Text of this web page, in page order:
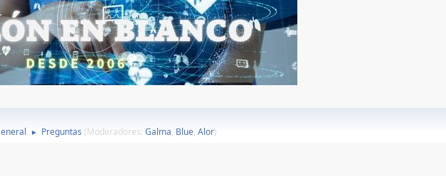
► Preguntas (Moderadores: Galma, Blue, Alor)